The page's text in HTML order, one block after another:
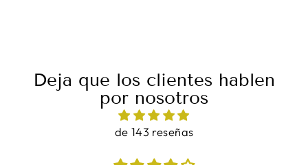
Deja que los clientes hablen
por nosotros
de 143 reseñas